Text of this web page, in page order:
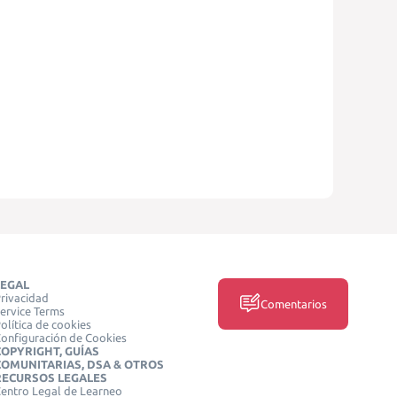
Terms
de cookies
de Cookies
GUÍAS
DSA & OTROS
LEGALES
Legal de Learneo
Comentarios